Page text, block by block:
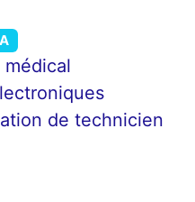
de technicien